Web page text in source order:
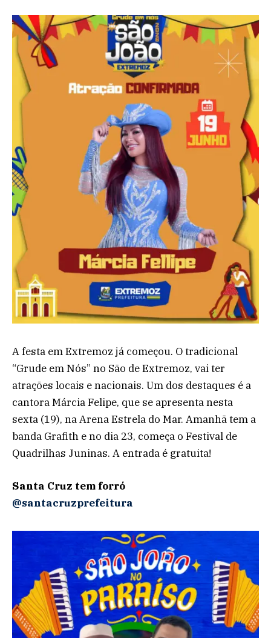
A festa em Extremoz já começou. O tradicional
“Grude em Nós” no São de Extremoz, vai ter
atrações locais e nacionais. Um dos destaques é a
cantora Márcia Felipe, que se apresenta nesta
sexta (19), na Arena Estrela do Mar. Amanhã tem a
banda Grafith e no dia 23, começa o Festival de
Quadrilhas Juninas. A entrada é gratuita!
Santa Cruz tem forró
@santacruzprefeitura